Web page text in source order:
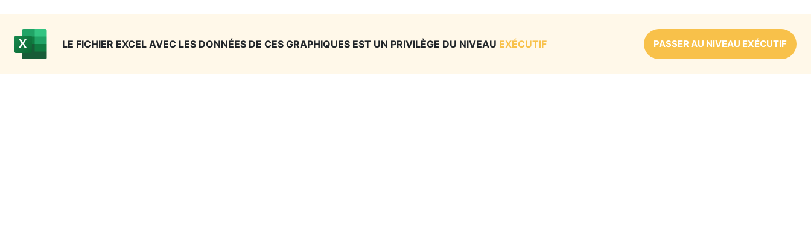
LE FICHIER EXCEL AVEC LES DONNÉES DE CES GRAPHIQUES EST UN PRIVILÈGE DU NIVEAU EXÉCUTIF PASSER AU NIVEAU EXÉCUTIF